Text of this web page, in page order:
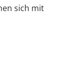
sich mit